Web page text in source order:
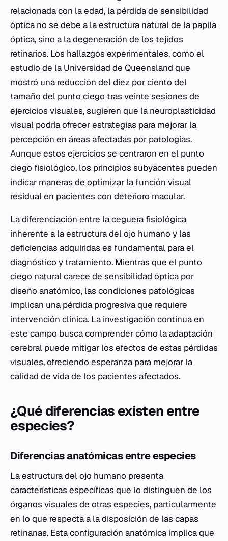
relacionada con la edad, la pérdida de sensibilidad
óptica no se debe a la estructura natural de la papila
óptica, sino a la degeneración de los tejidos
retinarios. Los hallazgos experimentales, como el
estudio de la Universidad de Queensland que
mostró una reducción del diez por ciento del
tamaño del punto ciego tras veinte sesiones de
ejercicios visuales, sugieren que la neuroplasticidad
visual podría ofrecer estrategias para mejorar la
percepción en áreas afectadas por patologías.
Aunque estos ejercicios se centraron en el punto
ciego fisiológico, los principios subyacentes pueden
indicar maneras de optimizar la función visual
residual en pacientes con deterioro macular.
La diferenciación entre la ceguera fisiológica
inherente a la estructura del ojo humano y las
deficiencias adquiridas es fundamental para el
diagnóstico y tratamiento. Mientras que el punto
ciego natural carece de sensibilidad óptica por
diseño anatómico, las condiciones patológicas
implican una pérdida progresiva que requiere
intervención clínica. La investigación continua en
este campo busca comprender cómo la adaptación
cerebral puede mitigar los efectos de estas pérdidas
visuales, ofreciendo esperanza para mejorar la
calidad de vida de los pacientes afectados.
¿Qué diferencias existen entre
especies?
Diferencias anatómicas entre especies
La estructura del ojo humano presenta
características específicas que lo distinguen de los
órganos visuales de otras especies, particularmente
en lo que respecta a la disposición de las capas
retinanas. Esta configuración anatómica implica que